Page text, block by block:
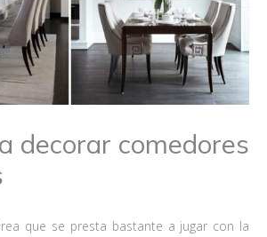
decorar comedores
que se presta bastante a jugar con la